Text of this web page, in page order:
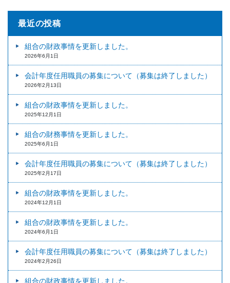
最近の投稿
組合の財政事情を更新しました。
2026年6月1日
会計年度任用職員の募集について（募集は終了しました）
2026年2月13日
組合の財政事情を更新しました。
2025年12月1日
組合の財務事情を更新しました。
2025年6月1日
会計年度任用職員の募集について（募集は終了しました）
2025年2月17日
組合の財政事情を更新しました。
2024年12月1日
組合の財政事情を更新しました。
2024年6月1日
会計年度任用職員の募集について（募集は終了しました）
2024年2月26日
組合の財政事情を更新しました。